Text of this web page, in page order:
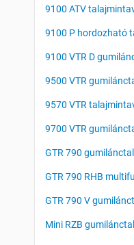
9100 ATV
9100 P hordozható
9100 VTR D
9500 VTR
9570 VTR
9700 VTR
GTR 790
GTR 790 RHB
GTR 790 V
Mini RZB